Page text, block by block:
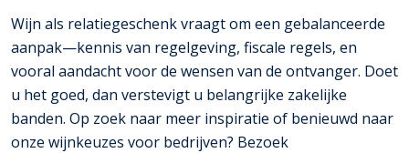
Wijn als relatiegeschenk vraagt om een gebalanceerde
aanpak—kennis van regelgeving, fiscale regels, en
vooral aandacht voor de wensen van de ontvanger. Doet
u het goed, dan verstevigt u belangrijke zakelijke
banden. Op zoek naar meer inspiratie of benieuwd naar
onze wijnkeuzes voor bedrijven? Bezoek